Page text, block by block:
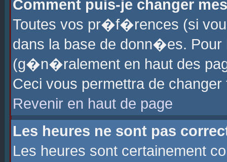
Comment puis-je changer
Toutes vos pr�f�rences (si
dans la base de donn�es.
(g�n�ralement en haut des
Ceci vous permettra de
Revenir en haut de page
Les heures ne sont pas
Les heures sont certainement